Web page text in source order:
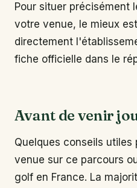
Pour situer précisément
votre venue, le mieux
directement
fiche officielle dans le
Avant de venir
Quelques conseils utiles
venue sur ce parcours
golf en France. La